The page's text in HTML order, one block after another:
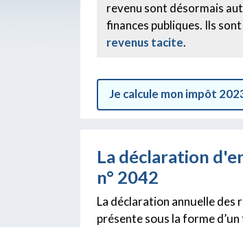
revenu sont désormais
finances publiques. Ils
revenus tacite.
Je calcule mon impôt
La déclaration
n° 2042
La déclaration annuelle des
présente sous la forme